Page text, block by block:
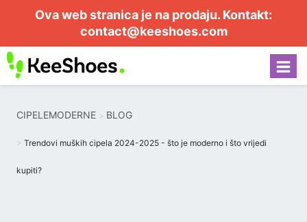
Ova web stranica je na prodaju. Kontakt:
contact@keeshoes.com
CIPELEMODERNE BLOG
Trendovi muških cipela 2024-2025 - što je moderno i što vrijedi
kupiti?